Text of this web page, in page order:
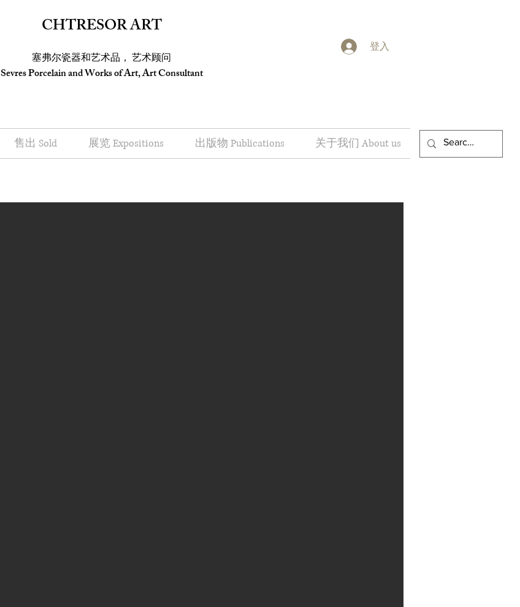
CHTRESOR ART
塞弗尔瓷器和艺术品， 艺术顾问
Sevres Porcelain and Works of Art, Art Consultant
登入
售出 Sold 展览 Expositions 出版物 Publications 关于我们 About us